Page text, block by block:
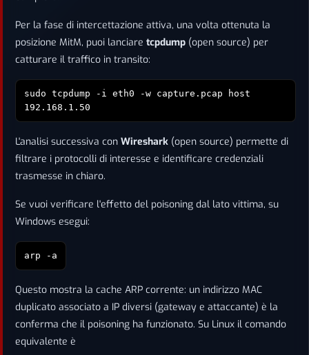
Per la fase di intercettazione attiva, una volta ottenuta la
posizione MitM, puoi lanciare tcpdump (open source) per
catturare il traffico in transito:
sudo tcpdump -i eth0 -w capture.pcap host
192.168.1.50
L'analisi successiva con Wireshark (open source) permette di
filtrare i protocolli di interesse e identificare credenziali
trasmesse in chiaro.
Se vuoi verificare l'effetto del poisoning dal lato vittima, su
Windows esegui:
arp -a
Questo mostra la cache ARP corrente: un indirizzo MAC
duplicato associato a IP diversi (gateway e attaccante) è la
conferma che il poisoning ha funzionato. Su Linux il comando
equivalente è